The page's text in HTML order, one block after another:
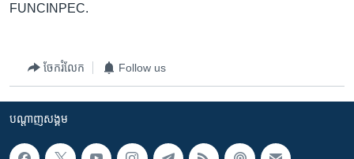
FUNCINPEC.
ចែករំលែក Follow us
បណ្តាញ​សង្គម